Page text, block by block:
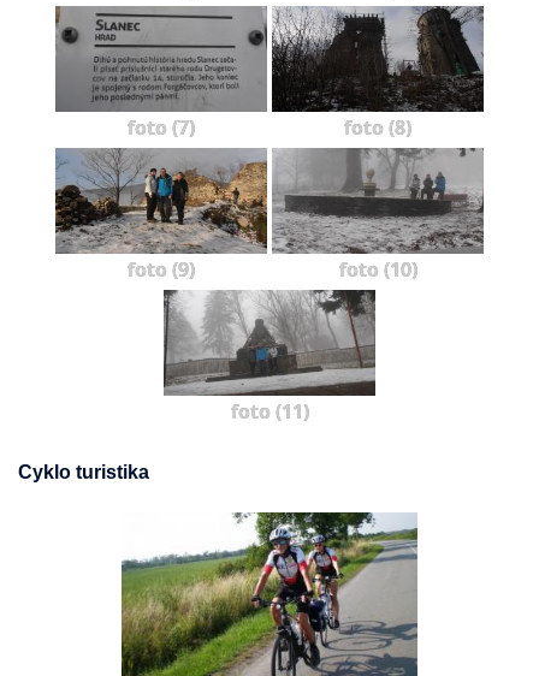
foto (7) foto (8)
foto (9) foto (10)
foto (11)
Cyklo turistika